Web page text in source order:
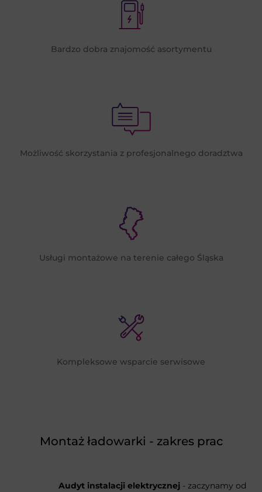
Bardzo dobra znajomość asortymentu
Możliwość skorzystania z profesjonalnego doradztwa
Usługi montażowe na terenie całego Śląska
Kompleksowe wsparcie serwisowe
Montaż ładowarki - zakres prac
Audyt instalacji elektrycznej - zaczynamy od